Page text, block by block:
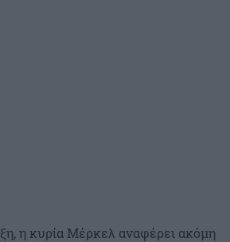
η κυρία Μέρκελ αναφέρει ακόμη